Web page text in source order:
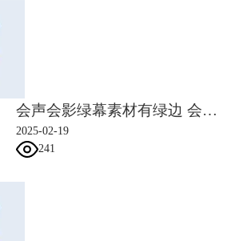
会声会影绿幕素材有绿边 会声会影绿幕素材使用方法
2025-02-19
241